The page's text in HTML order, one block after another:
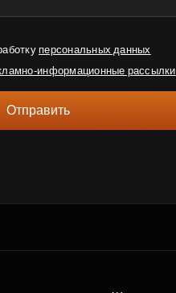
персональных данных
информационные рассылки
Отправить